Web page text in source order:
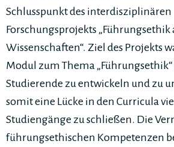
Schlusspunkt des interdisziplinären
Forschungsprojekts „Führungsethik
Wissenschaften“. Ziel des Projekts
Modul zum Thema
Studierende zu entwickeln und zu
somit eine Lücke in den Curricula
Studiengänge zu schließen. Die
führungsethischen Kompetenzen